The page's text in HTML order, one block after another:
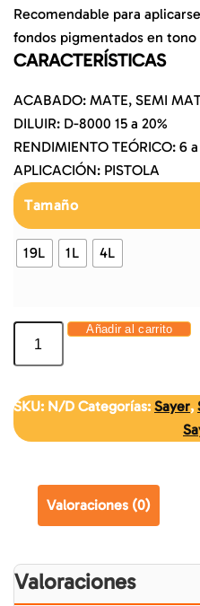
Recomendable para
fondos pigmentados en tono
CARACTERÍSTICAS
ACABADO: MATE, SEMI
DILUIR: D-8000 15 a 20%
RENDIMIENTO TEÓRICO: 6
APLICACIÓN: PISTOLA
Tamaño
19L 1L 4L
Añadir al carrito
SKU: N/D Categorías: Sayer,
Valoraciones (0)
Valoraciones